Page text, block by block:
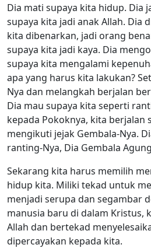
Dia mati supaya kita hidup. Dia
supaya kita jadi anak Allah. Dia
kita dibenarkan, jadi orang
supaya kita jadi kaya. Dia
supaya kita mengalami
apa yang harus kita lakukan?
Nya dan melangkah berjalan
Dia mau supaya kita seperti
kepada Pokoknya, kita berjalan
mengikuti jejak Gembala-Nya.
ranting-Nya, Dia Gembala
Sekarang kita harus memilih
hidup kita. Miliki tekad untuk
menjadi serupa dan segambar
manusia baru di dalam Kristus,
Allah dan bertekad
dipercayakan kepada kita.